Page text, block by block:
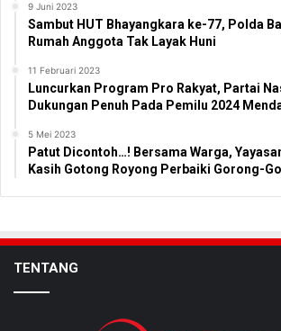
9 Juni 2023
Sambut HUT Bhayangkara ke-77, Polda
Rumah Anggota Tak Layak Huni
11 Februari 2023
Luncurkan Program Pro Rakyat, Partai
Dukungan Penuh Pada Pemilu 2024
5 Mei 2023
Patut Dicontoh…! Bersama Warga,
Kasih Gotong Royong Perbaiki Gorong-
TENTANG